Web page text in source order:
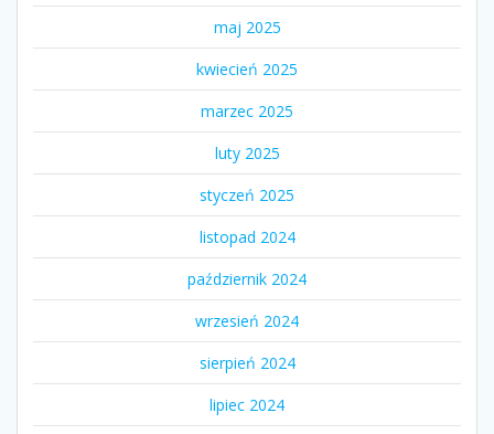
maj 2025
kwiecień 2025
marzec 2025
luty 2025
styczeń 2025
listopad 2024
październik 2024
wrzesień 2024
sierpień 2024
lipiec 2024